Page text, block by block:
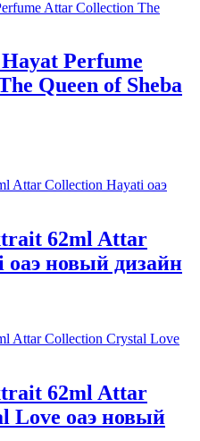
Perfume
Queen of Sheba
62ml Attar
новый дизайн
62ml Attar
Love оаэ новый